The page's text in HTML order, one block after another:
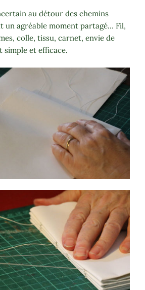
au détour des chemins
un agréable moment partagé… Fil,
colle, tissu, carnet, envie de
simple et efficace.